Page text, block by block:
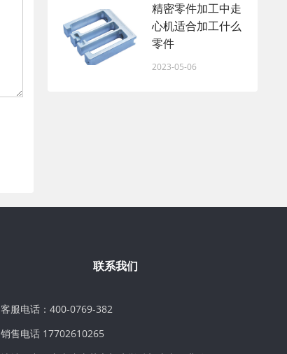
精密零件加工中走
心机适合加工什么
零件
2023-05-06
联系我们
客服电话：400-0769-382
销售电话 17702610265